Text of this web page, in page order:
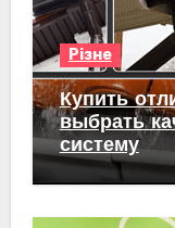
Різне
Купить
выбрать
систему